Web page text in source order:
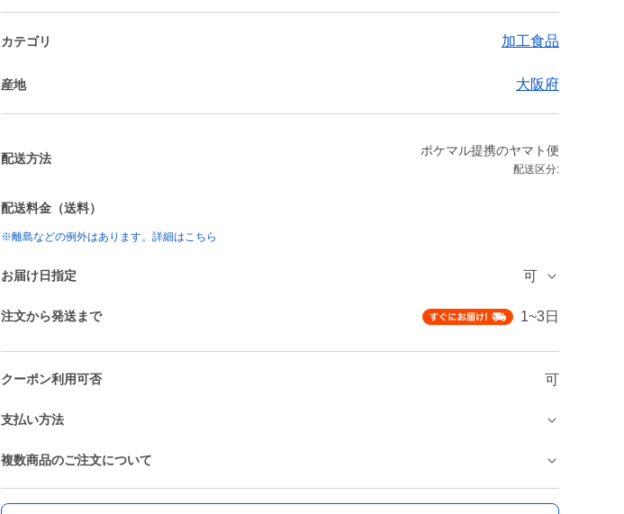
カテゴリ 加工食品
産地 大阪府
配送方法
ポケマル提携のヤマト便
配送区分:
配送料金（送料）
※離島などの例外はあります。詳細はこちら
お届け日指定 可
注文から発送まで 1~3日
クーポン利用可否 可
支払い方法
複数商品のご注文について